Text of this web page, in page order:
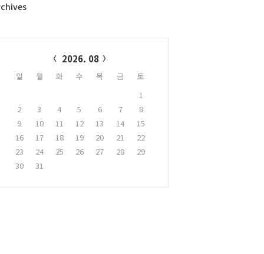
2026. 08
일 월 화 수 목 금
토
1
2
3 4 5 6 7
8
9
10 11 12 13 14
15
16
17 18 19 20 21
22
23
24 25 26 27 28
29
30
31